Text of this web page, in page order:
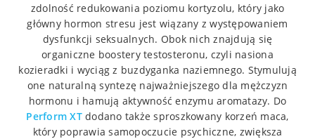
zdolność redukowania poziomu kortyzolu, który jako
główny hormon stresu jest wiązany z występowaniem
dysfunkcji seksualnych. Obok nich znajdują się
organiczne boostery testosteronu, czyli nasiona
kozieradki i wyciąg z buzdyganka naziemnego. Stymulują
one naturalną syntezę najważniejszego dla mężczyzn
hormonu i hamują aktywność enzymu aromatazy. Do
Perform XTdodano także sproszkowany korzeń maca,
który poprawia samopoczucie psychiczne, zwiększa